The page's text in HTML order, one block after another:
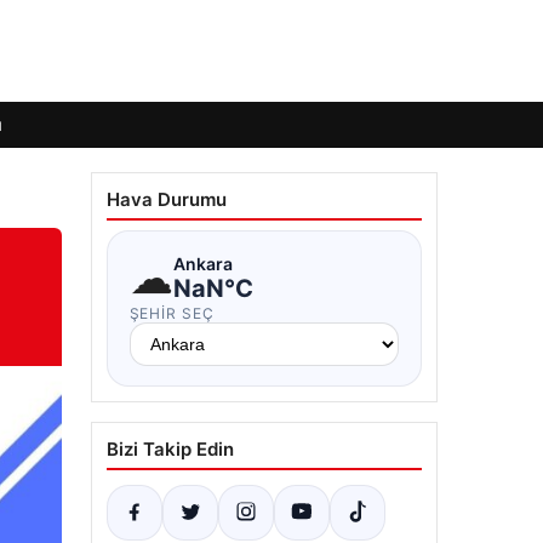
Hava Durumu
☁Ankara
NaN°C
ŞEHIR SEÇ
Bizi Takip Edin